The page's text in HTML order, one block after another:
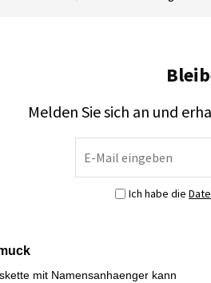
Melden Sie sich an und
Ich habe die
mit Namensanhaenger kann